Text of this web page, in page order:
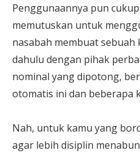
Penggunaannya pun
memutuskan untuk
nasabah membuat
dahulu dengan pihak
nominal yang dipotong,
otomatis ini dan beberapa
Nah, untuk kamu yang
agar lebih disiplin